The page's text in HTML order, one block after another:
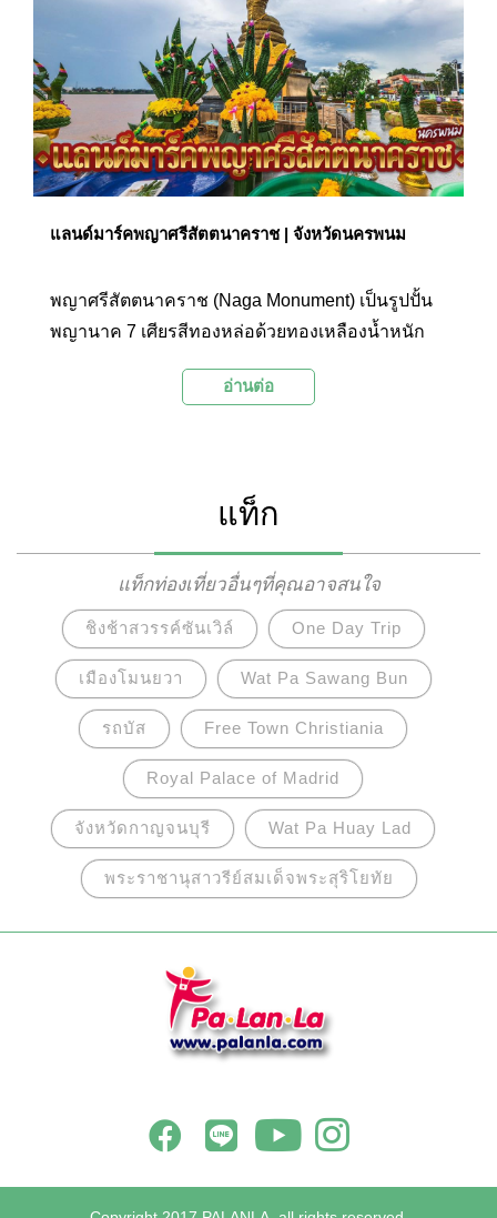
ออกเฉียงเหนือจนกลายเป็นแลนด์มาร์กแห่งใหม่ใน
การท่องเที่ยวของจังหวัดนครพนม
แลนด์มาร์คพญาศรีสัตตนาคราช | จังหวัดนครพนม
พญาศรีสัตตนาคราช (Naga Monument) เป็นรูปปั้น
พญานาค 7 เศียรสีทองหล่อด้วยทองเหลืองน้ำหนัก
เมตร ประดิษฐานอย่างโดดเด่นสง่างามเหนือริมฝั่ง
รูปปั้นพญานาคทองเหลืองที่ใหญ่ที่สุดในภาคตะวัน
ออกเฉียงเหนือจนกลายเป็นแลนด์มาร์กแห่งใหม่ใน
การท่องเที่ยวของจังหวัดนครพนม
อ่านต่อ
แท็ก
แท็กท่องเที่ยวอื่นๆที่คุณอาจสนใจ
ชิงช้าสวรรค์ซันเวิล์ One Day Trip
เมืองโมนยวา Wat Pa Sawang Bun
รถบัส Free Town Christiania
Royal Palace of Madrid
จังหวัดกาญจนบุรี Wat Pa Huay Lad
พระราชานุสาวรีย์สมเด็จพระสุริโยทัย